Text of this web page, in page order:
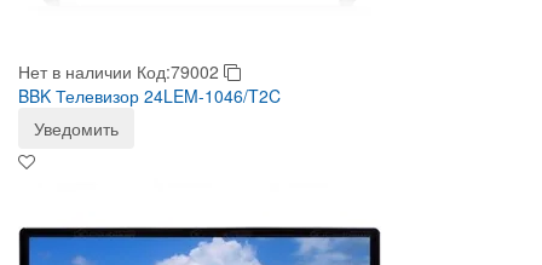
Нет в наличии Код:79002
BBK Телевизор 24LEM-1046/T2C
Уведомить